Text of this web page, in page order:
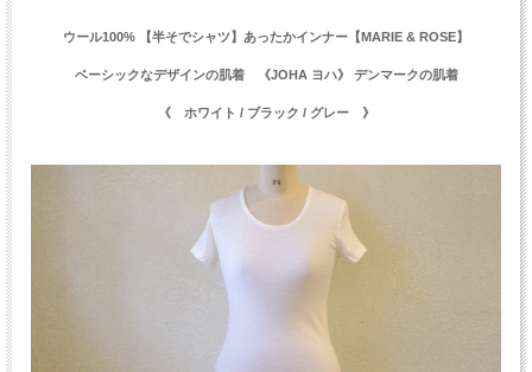
ウール100% 【半そでシャツ】あったかインナー【MARIE & ROSE】
ベーシックなデザインの肌着 《JOHA ヨハ》 デンマークの肌着
《 ホワイト / ブラック / グレー 》